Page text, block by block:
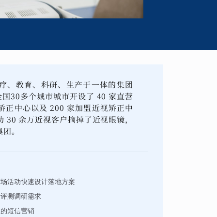
、教育、科研、生产于一体的集团
30多个城市城市开设了 40 家直营
正中心以及 200 家加盟近视矫正中
余万近视客户摘掉了近视眼镜，
。
活动快速设计落地方案
测调研需求
短信营销